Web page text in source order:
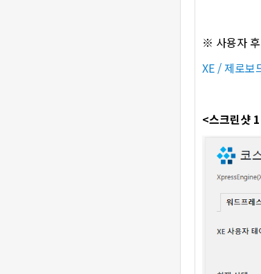
※ 사용자
XE / 제로보
<스크린샷